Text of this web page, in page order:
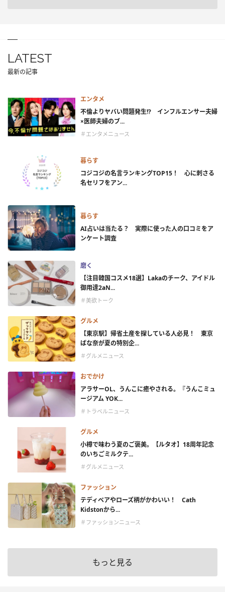
LATEST
最新の記事
エンタメ
不倫よりヤバい問題発生!? インフルエンサー夫婦
×医師夫婦のブ...
＃エンタメニュース
暮らす
コジコジの名言ランキングTOP15！ 心に刺さる
名セリフをアン...
暮らす
AI占いは当たる？ 実際に使った人の口コミをア
ンケート調査
磨く
【注目韓国コスメ18選】Lakaのチーク、アイドル
御用達2aN...
＃美欲トーク
グルメ
【東京駅】帰省土産を探している人必見！ 東京
ばな奈が夏の特別企...
＃グルメニュース
おでかけ
アラサーOL、うんこに癒やされる。『うんこミュ
ージアム YOK...
＃トラベルニュース
グルメ
小樽で味わう夏のご褒美。【ルタオ】18周年記念
のいちごミルクテ...
＃グルメニュース
ファッション
テディベアやローズ柄がかわいい！ Cath
Kidstonから...
＃ファッションニュース
もっと見る